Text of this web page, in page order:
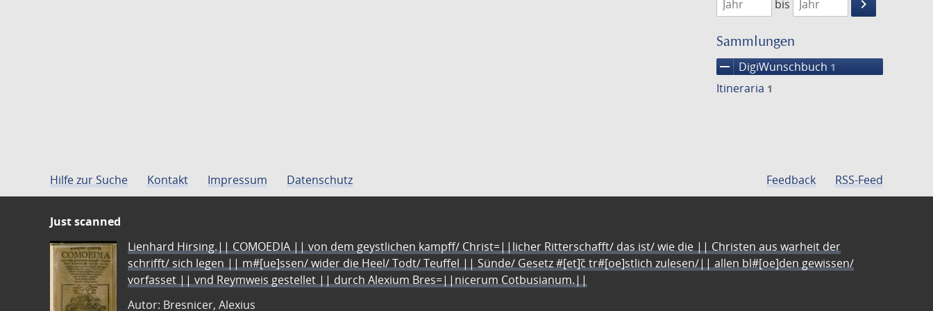
bis
keyboard_arrow_right
Suche
Sammlungen
remove DigiWunschbuch 1
Itineraria 1
Hilfe zur Suche Kontakt Impressum Datenschutz Feedback RSS-Feed
Just scanned
Lienhard Hirsing.|| COMOEDIA || von dem geystlichen kampff/ Christ=||licher Ritterschafft/ das ist/ wie die || Christen aus warheit der
schrifft/ sich legen || m#[ue]ssen/ wider die Heel/ Todt/ Teuffel || Sünde/ Gesetz #[et]c̃ tr#[oe]stlich zulesen/|| allen bl#[oe]den gewissen/
vorfasset || vnd Reymweis gestellet || durch Alexium Bres=||nicerum Cotbusianum.||
Autor: Bresnicer, Alexius